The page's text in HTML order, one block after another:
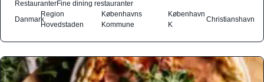
RestauranterFine dining restauranter
Danmark
Region
Hovedstaden
Københavns
Kommune
København
K
Christianshavn